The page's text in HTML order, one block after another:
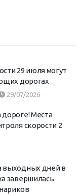
29 июля могут
дорогах
29/07/2026
Места
скорости 2
выходных дней в
завершилась